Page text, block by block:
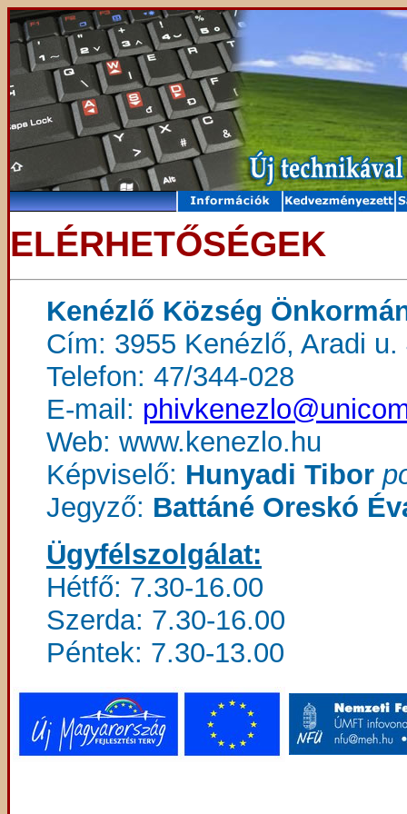
ELÉRHETŐSÉGEK
Kenézlő Község
Cím: 3955 Kenézlő, Aradi u.
Telefon: 47/344-028
E-mail:
Web: www.kenezlo.hu
Képviselő: Hunyadi Tibor
Jegyző: Battáné Oreskó
Ügyfélszolgálat:
Hétfő: 7.30-16.00
Szerda: 7.30-16.00
Péntek: 7.30-13.00